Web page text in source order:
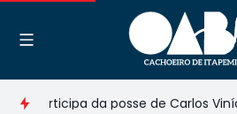
participa da posse de Carlos